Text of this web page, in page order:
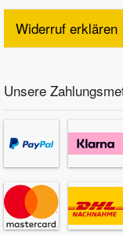
Widerruf erklären
Unsere